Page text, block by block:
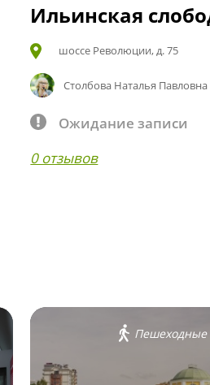
Ильинская
шоссе Революции, д. 75
Столбова Наталья Павловна
Ожидание записи
0 отзывов
Пешеходные